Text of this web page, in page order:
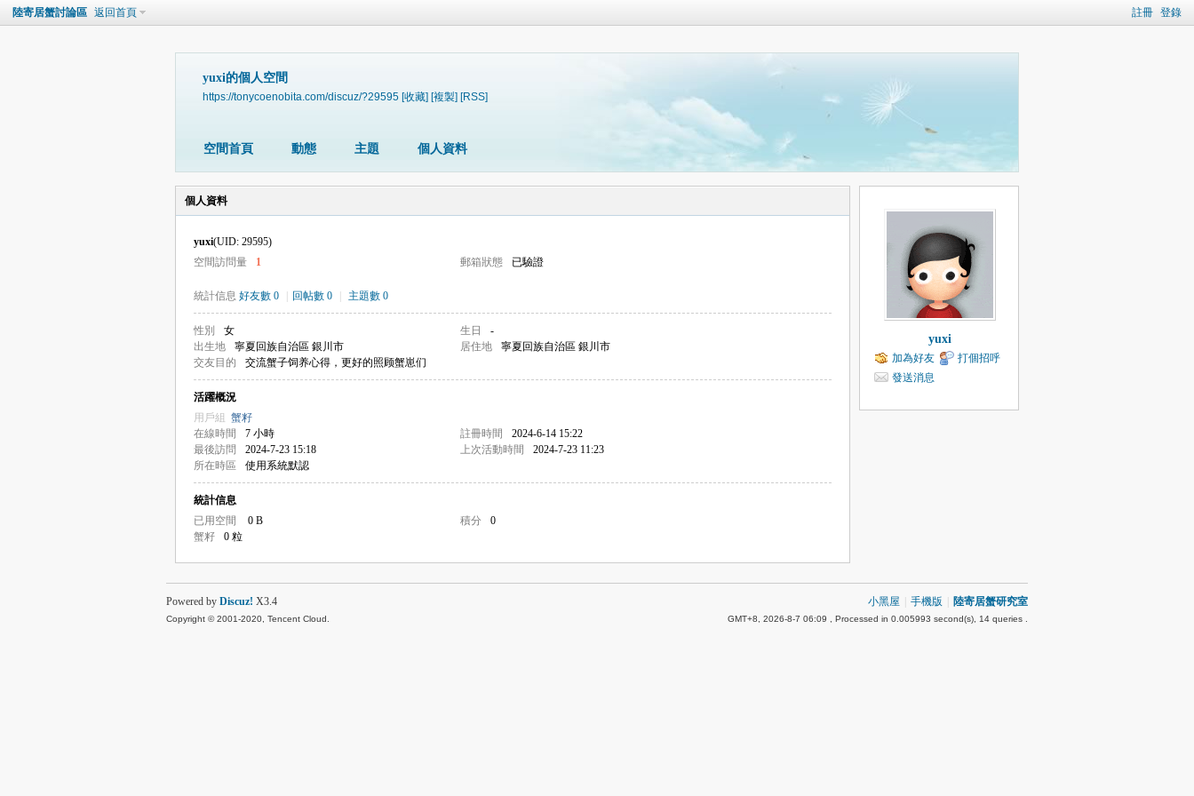
註冊 登錄
陸寄居蟹討論區 返回首頁
yuxi的個人空間
https://tonycoenobita.com/discuz/?29595 [收藏] [複製] [RSS]
空間首頁 動態 主題 個人資料
個人資料
yuxi(UID: 29595)
空間訪問量
1 郵箱狀態 已驗證
統計信息 好友數 0 回帖數 0 主題數 0
性別 女 生日
-
出生地
寧夏回族自治區 銀川市 居住地
寧夏回族自治區 銀川市
交友目的
交流蟹子饲养心得，更好的照顾蟹崽们
活躍概況
用戶組 蟹籽
在線時間
7 小時 註冊時間
2024-6-14 15:22
最後訪問
2024-7-23 15:18 上次活動時間
2024-7-23 11:23
所在時區
使用系統默認
統計信息
已用空間
0 B 積分
0
蟹籽
0 粒
yuxi
加為好友
打個招呼
發送消息
小黑屋 手機版 陸寄居蟹研究室
GMT+8, 2026-8-7 06:09 , Processed in 0.005993 second(s), 14 queries .
Powered by Discuz! X3.4
Copyright © 2001-2020, Tencent Cloud.